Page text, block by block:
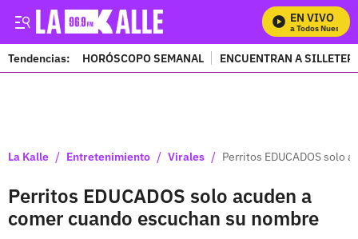
EN VIVO
Mira Todos Nuestros
Tendencias: HORÓSCOPO SEMANAL ENCUENTRAN A
La Kalle / Entretenimiento / Virales / Perritos EDUCADOS solo
Perritos EDUCADOS solo acuden a
comer cuando escuchan su nombre